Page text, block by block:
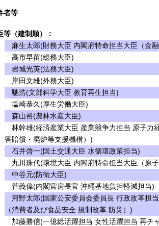
者等
等（建制順）：
麻生太郎(財務大臣 内閣府特命担当大臣（金
高市早苗(総務大臣)
岩城光英(法務大臣)
岸田文雄(外務大臣)
馳浩(文部科学大臣 教育再生担当)
塩崎恭久(厚生労働大臣)
森山裕(農林水産大臣)
林幹雄(経済産業大臣 産業競争力担当 原子力
害賠償・廃炉等支援機構）)
石井啓一(国土交通大臣 水循環政策担当)
丸川珠代(環境大臣 内閣府特命担当大臣（原
中谷元(防衛大臣)
菅義偉(内閣官房長官 沖縄基地負担軽減担当)
河野太郎(国家公安委員会委員長 行政改革担
（消費者及び食品安全 規制改革 防災）)
加藤勝信(一億総活躍担当 女性活躍担当 再チ